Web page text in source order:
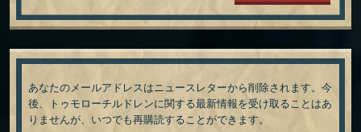
あなたのメールアドレスはニュースレターから削除されます。今
後、トゥモローチルドレンに関する最新情報を受け取ることはあ
りませんが、いつでも再購読することができます。